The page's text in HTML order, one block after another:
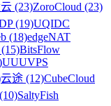
(23)ZoroCloud (23)
(19)UQIDC
(18)edgeNAT
BitsFlow
UUUVPS
云途 (12)CubeCloud
SaltyFish